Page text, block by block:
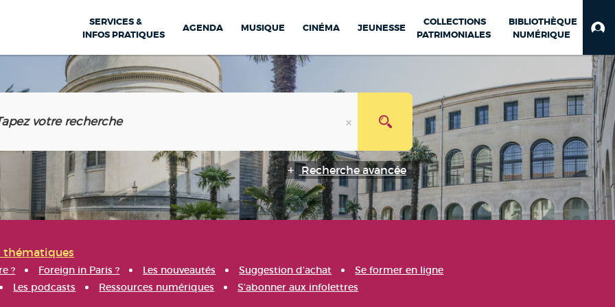
SERVICES &
INFOS PRATIQUES
AGENDA MUSIQUE CINÉMA JEUNESSE
COLLECTIONS
PATRIMONIALES
BIBLIOTHÈQUE
NUMÉRIQUE
Recherche avancée
thématiques
? Foreign in Paris ? Les nouveautés Suggestion d'achat
Se former en ligne
Les podcasts Ressources numériques S'abonner aux infolettres